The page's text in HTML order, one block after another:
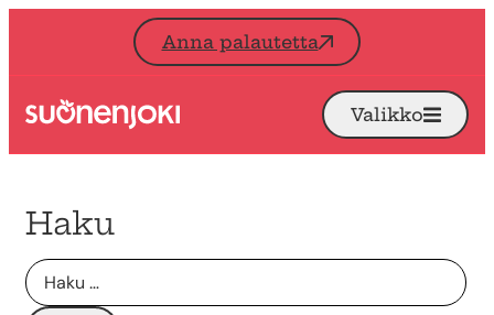
Siirry sisältöön
Anna palautetta
Etusivu Avaa
Valikko
Haku
Haku: